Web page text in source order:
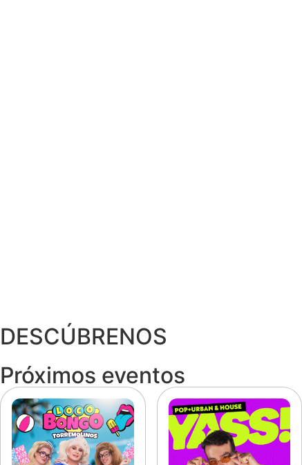
DESCÚBRENOS
Próximos eventos